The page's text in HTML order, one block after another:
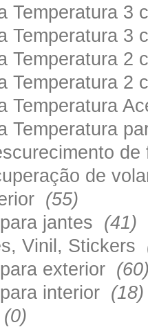
Temperatura
Temperatura
Temperatura
Temperatura
Temperatura
Temperatura
de
(55)
jantes (41)
Vinil, Stickers
exterior
interior (18)
(0)